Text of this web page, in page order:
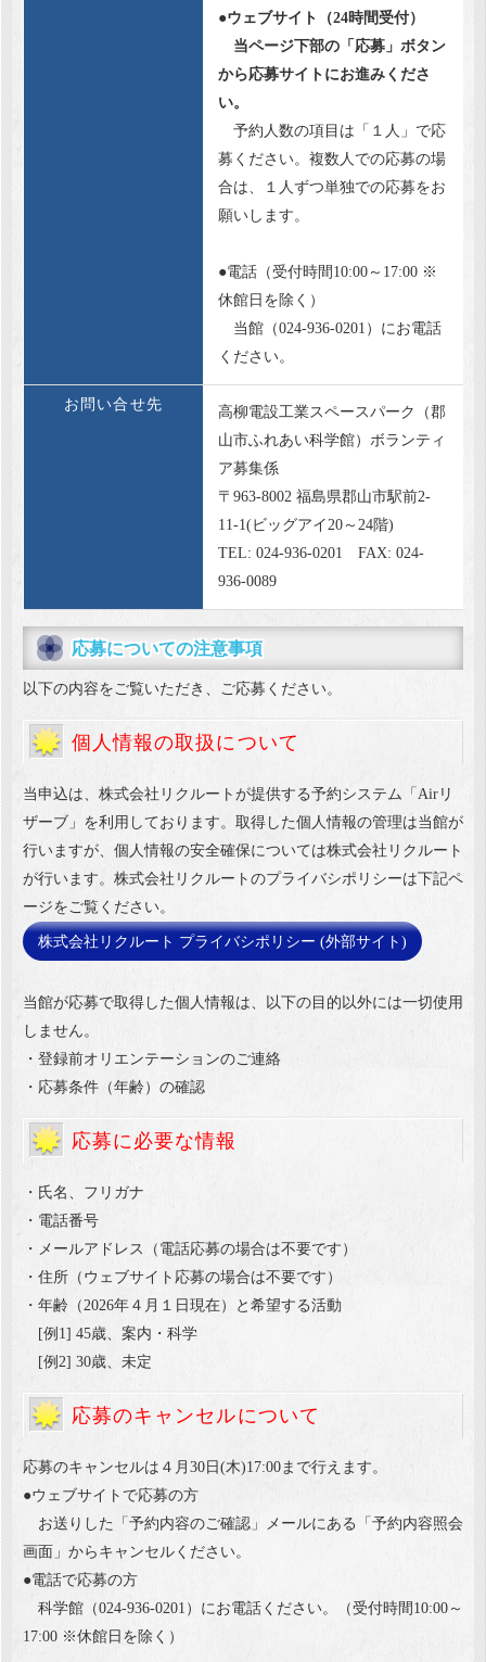
●ウェブサイト（24時間受付）
当ページ下部の「応募」ボタン
から応募サイトにお進みくださ
い。
予約人数の項目は「１人」で応
募ください。複数人での応募の場
合は、１人ずつ単独での応募をお
願いします。
●電話（受付時間10:00～17:00 ※
休館日を除く）
当館（024-936-0201）にお電話
ください。
お問い合せ先
高柳電設工業スペースパーク（郡
山市ふれあい科学館）ボランティ
ア募集係
〒963-8002 福島県郡山市駅前2-
11-1(ビッグアイ20～24階)
TEL: 024-936-0201 FAX: 024-
936-0089
応募についての注意事項
以下の内容をご覧いただき、ご応募ください。
個人情報の取扱について
当申込は、株式会社リクルートが提供する予約システム「Airリ
ザーブ」を利用しております。取得した個人情報の管理は当館が
行いますが、個人情報の安全確保については株式会社リクルート
が行います。株式会社リクルートのプライバシポリシーは下記ペ
ージをご覧ください。
株式会社リクルート プライバシポリシー (外部サイト)
当館が応募で取得した個人情報は、以下の目的以外には一切使用
しません。
・登録前オリエンテーションのご連絡
・応募条件（年齢）の確認
応募に必要な情報
・氏名、フリガナ
・電話番号
・メールアドレス（電話応募の場合は不要です）
・住所（ウェブサイト応募の場合は不要です）
・年齢（2026年４月１日現在）と希望する活動
[例1] 45歳、案内・科学
[例2] 30歳、未定
応募のキャンセルについて
応募のキャンセルは４月30日(木)17:00まで行えます。
●ウェブサイトで応募の方
お送りした「予約内容のご確認」メールにある「予約内容照会
画面」からキャンセルください。
●電話で応募の方
科学館（024-936-0201）にお電話ください。（受付時間10:00～
17:00 ※休館日を除く）